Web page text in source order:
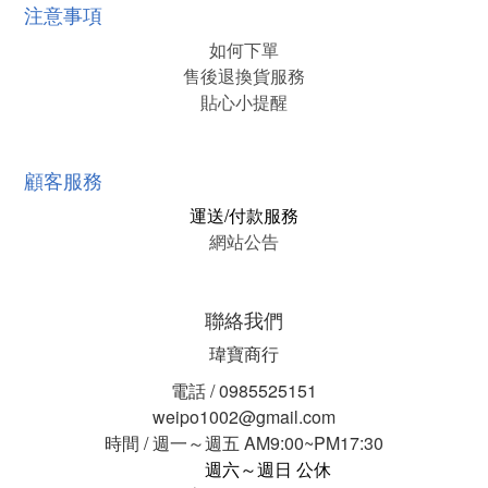
注意事項
如何下單
售後退換貨服務
貼心小提醒
顧客服務
運送/付款服務
網站公告
聯絡我們
瑋寶商行
電話 / 0985525151
weipo1002@gmail.com
時間 / 週一～週五 AM9:00~PM17:30
週六～週日 公休